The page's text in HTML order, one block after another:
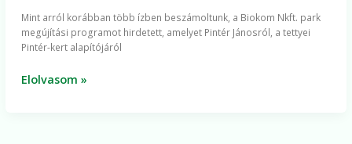
Mint arról korábban több ízben beszámoltunk, a Biokom Nkft. park
megújítási programot hirdetett, amelyet Pintér Jánosról, a tettyei
Pintér-kert alapítójáról
következő
állomása
Pintér
Elolvasom »